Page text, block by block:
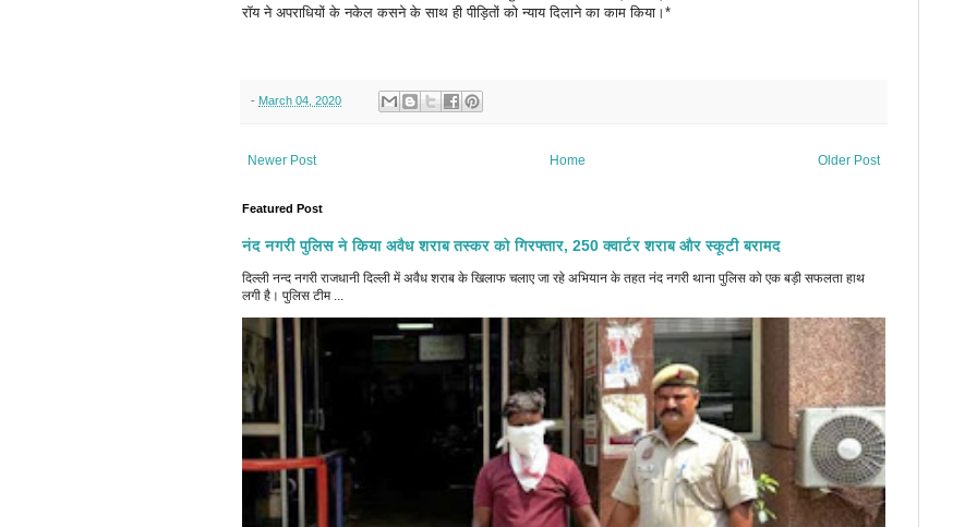
रॉय ने अपराधियों के नकेल कसने के साथ ही पीड़ितों को न्याय दिलाने का काम किया।*
- March 04, 2020
Newer Post Older Post
Home
Featured Post
नंद नगरी पुलिस ने किया अवैध शराब तस्कर को गिरफ्तार, 250 क्वार्टर शराब और स्कूटी बरामद
दिल्ली नन्द नगरी राजधानी दिल्ली में अवैध शराब के खिलाफ चलाए जा रहे अभियान के तहत नंद नगरी थाना पुलिस को एक बड़ी सफलता हाथ
लगी है। पुलिस टीम ...